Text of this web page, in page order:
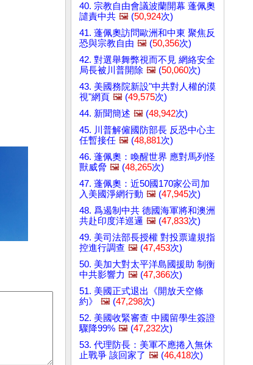
40. 宗教自由會議波蘭開幕 蓬佩奧
譴責中共 🖼️ (50,924次)
41. 蓬佩奧訪問歐洲和中東 聚焦反
恐與宗教自由 🖼️ (50,356次)
42. 對選舉舞弊視而不見 網絡安全
局長被川普開除 🖼️ (50,060次)
43. 美國務院新設"中共對人權的漠
視"網頁 🖼️ (49,575次)
44. 新聞簡述 🖼️ (48,942次)
45. 川普解僱國防部長 反恐中心主
任暫接任 🖼️ (48,881次)
46. 蓬佩奧：喚醒世界 應對馬列怪
獸威脅 🖼️ (48,265次)
47. 蓬佩奧：近50國170家公司加
入美國淨網行動 🖼️ (47,945次)
48. 爲遏制中共 德國海軍將和澳洲
共赴印度洋巡邏 🖼️ (47,833次)
49. 美司法部長授權 對投票違規指
控進行調查 🖼️ (47,453次)
50. 美加大對太平洋島國援助 制衡
中共影響力 🖼️ (47,366次)
51. 美國正式退出《開放天空條
約》
🖼️ (47,298次)
52. 美國收緊審查 中國留學生簽證
驟降99% 🖼️ (47,232次)
53. 代理防長：美軍不應捲入無休
止戰爭 該回家了 🖼️ (46,418次)